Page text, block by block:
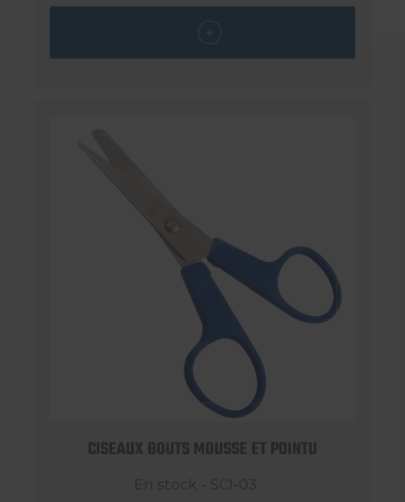
CISEAUX BOUTS MOUSSE ET POINTU
En stock - SCI-03